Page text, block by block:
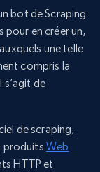
bot de Scraping
pour en créer un,
une telle
compris la
de
de scraping,
produits Web
HTTP et